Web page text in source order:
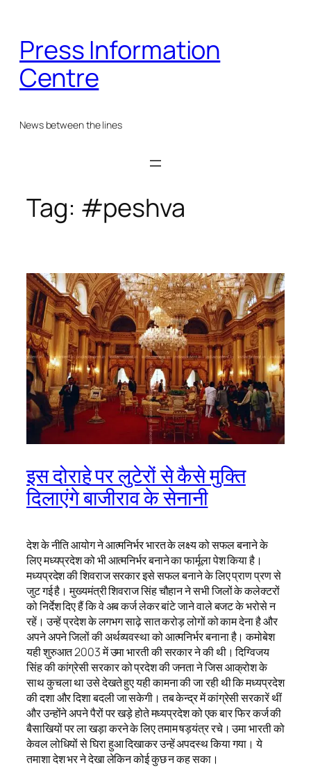
content
Press Information
Centre
News between the lines
Tag: #peshva
इस दोराहे पर लुटेरों से कैसे मुक्ति
दिलाएंगे बाजीराव के सेनानी
देश के नीति आयोग ने आत्मनिर्भर भारत के लक्ष्य को सफल बनाने के
लिए मध्यप्रदेश को भी आत्मनिर्भर बनाने का फार्मूला पेश किया है।
मध्यप्रदेश की शिवराज सरकार इसे सफल बनाने के लिए प्राण प्रण से
जुट गई है। मुख्यमंत्री शिवराज सिंह चौहान ने सभी जिलों के कलेक्टरों
को निर्देश दिए हैं कि वे अब कर्ज लेकर बांटे जाने वाले बजट के भरोसे न
रहें। उन्हें प्रदेश के लगभग साढ़े सात करोड़ लोगों को काम देना है और
अपने अपने जिलों की अर्थव्यवस्था को आत्मनिर्भर बनाना है। कमोबेश
यही शुरुआत 2003 में उमा भारती की सरकार ने की थी। दिग्विजय
सिंह की कांग्रेसी सरकार को प्रदेश की जनता ने जिस आक्रोश के
साथ कुचला था उसे देखते हुए यही कामना की जा रही थी कि मध्यप्रदेश
की दशा और दिशा बदली जा सकेगी। तब केन्द्र में कांग्रेसी सरकारें थीं
और उन्होंने अपने पैरों पर खड़े होते मध्यप्रदेश को एक बार फिर कर्ज की
बैसाखियों पर ला खड़ा करने के लिए तमाम षड़यंत्र रचे। उमा भारती को
केवल लोधियों से घिरा हुआ दिखाकर उन्हें अपदस्थ किया गया। ये
तमाशा देश भर ने देखा लेकिन कोई कुछ न कह सका।